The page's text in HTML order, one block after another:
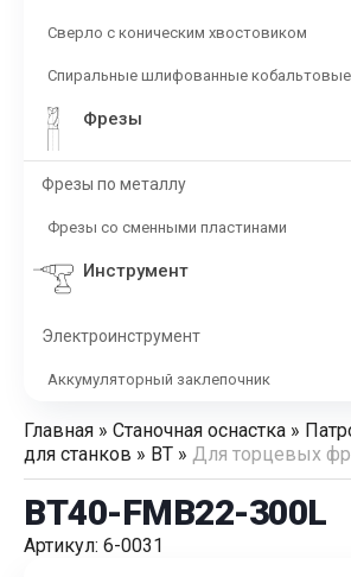
Сверло с коническим хвостовиком
Спиральные шлифованные
Фрезы
Фрезы по металлу
Фрезы со сменными пластинами
Инструмент
Электроинструмент
Аккумуляторный заклепочник
Главная » Станочная оснастка »
для станков » BT » Для торцевых
BT40-FMB22-300L
Артикул: 6-0031